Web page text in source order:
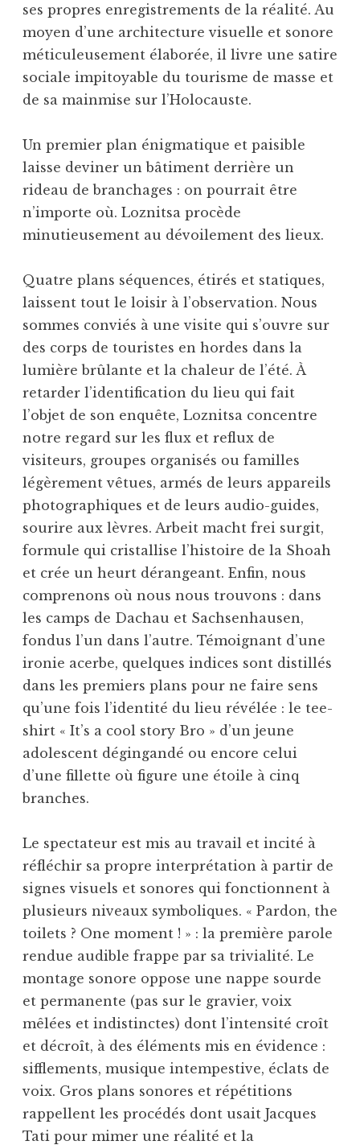
ses propres enregistrements de la réalité. Au
moyen d’une architecture visuelle et sonore
méticuleusement élaborée, il livre une satire
sociale impitoyable du tourisme de masse et
de sa mainmise sur l’Holocauste.
Un premier plan énigmatique et paisible
laisse deviner un bâtiment derrière un
rideau de branchages : on pourrait être
n’importe où. Loznitsa procède
minutieusement au dévoilement des lieux.
Quatre plans séquences, étirés et statiques,
laissent tout le loisir à l’observation. Nous
sommes conviés à une visite qui s’ouvre sur
des corps de touristes en hordes dans la
lumière brûlante et la chaleur de l’été. À
retarder l’identification du lieu qui fait
l’objet de son enquête, Loznitsa concentre
notre regard sur les flux et reflux de
visiteurs, groupes organisés ou familles
légèrement vêtues, armés de leurs appareils
photographiques et de leurs audio-guides,
sourire aux lèvres. Arbeit macht frei surgit,
formule qui cristallise l’histoire de la Shoah
et crée un heurt dérangeant. Enfin, nous
comprenons où nous nous trouvons : dans
les camps de Dachau et Sachsenhausen,
fondus l’un dans l’autre. Témoignant d’une
ironie acerbe, quelques indices sont distillés
dans les premiers plans pour ne faire sens
qu’une fois l’identité du lieu révélée : le tee-
shirt « It’s a cool story Bro » d’un jeune
adolescent dégingandé ou encore celui
d’une fillette où figure une étoile à cinq
branches.
Le spectateur est mis au travail et incité à
réfléchir sa propre interprétation à partir de
signes visuels et sonores qui fonctionnent à
plusieurs niveaux symboliques. « Pardon, the
toilets ? One moment ! » : la première parole
rendue audible frappe par sa trivialité. Le
montage sonore oppose une nappe sourde
et permanente (pas sur le gravier, voix
mêlées et indistinctes) dont l’intensité croît
et décroît, à des éléments mis en évidence :
sifflements, musique intempestive, éclats de
voix. Gros plans sonores et répétitions
rappellent les procédés dont usait Jacques
Tati pour mimer une réalité et la